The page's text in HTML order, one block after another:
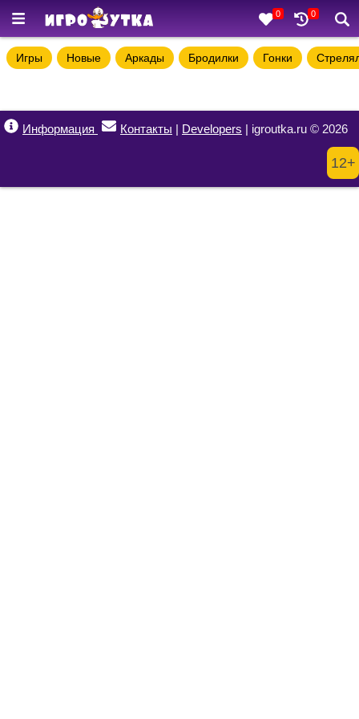
0 0
Игры Новые Аркады Бродилки Гонки
Информация Контакты | Developers | igroutka.ru © 2026
12+